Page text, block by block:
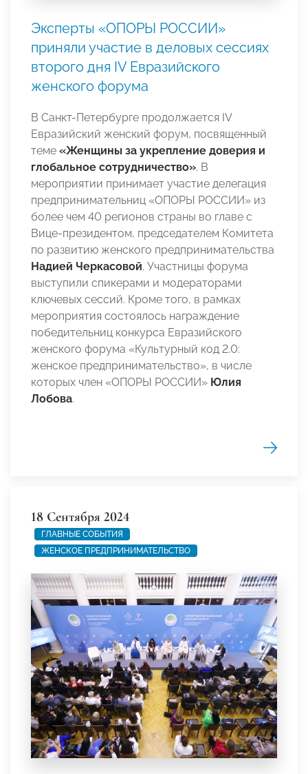
Эксперты «ОПОРЫ РОССИИ»
приняли участие в деловых сессиях
второго дня IV Евразийского
женского форума
В Санкт-Петербурге продолжается IV
Евразийский женский форум, посвященный
теме «Женщины за укрепление доверия и
глобальное сотрудничество». В
мероприятии принимает участие делегация
предпринимательниц «ОПОРЫ РОССИИ» из
более чем 40 регионов страны во главе с
Вице-президентом, председателем Комитета
по развитию женского предпринимательства
Надией Черкасовой. Участницы форума
выступили спикерами и модераторами
ключевых сессий. Кроме того, в рамках
мероприятия состоялось награждение
победительниц конкурса Евразийского
женского форума «Культурный код 2.0:
женское предпринимательство», в числе
которых член «ОПОРЫ РОССИИ» Юлия
Лобова.
18 Сентября 2024
ГЛАВНЫЕ СОБЫТИЯ
ЖЕНСКОЕ ПРЕДПРИНИМАТЕЛЬСТВО